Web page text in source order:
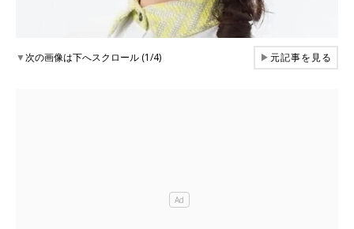
▼次の画像は下へスクロール (1/4) ▶元記事を見る